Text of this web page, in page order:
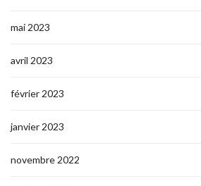
mai 2023
avril 2023
février 2023
janvier 2023
novembre 2022